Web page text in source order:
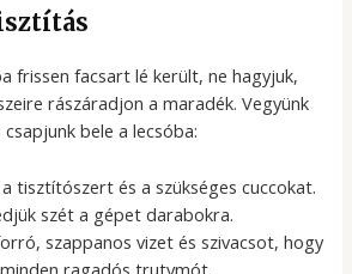
frissen facsart lé került, ne hagyjuk,
rászáradjon a maradék. Vegyünk
bele a lecsóba:
tisztítószert és a szükséges cuccokat.
szét a gépet darabokra.
szappanos vizet és szivacsot, hogy
ragadós trutymót.